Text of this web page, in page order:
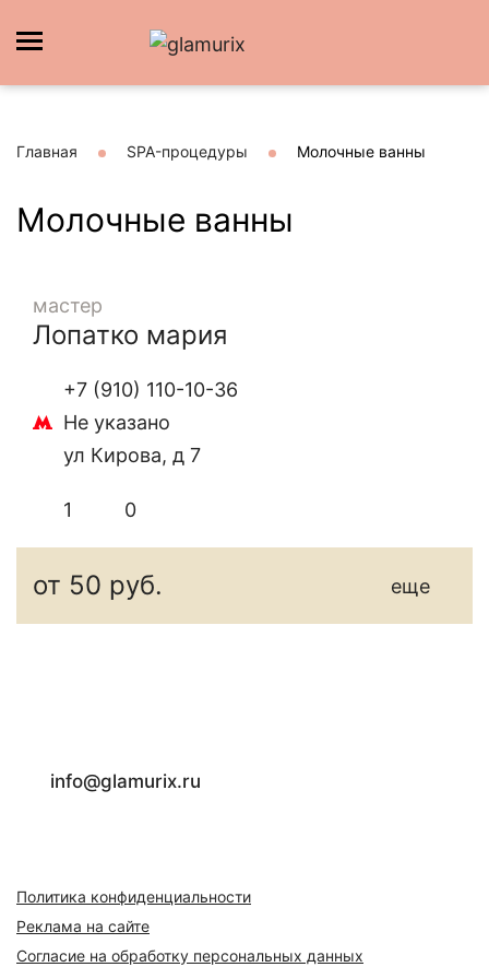
Главная SPA-процедуры Молочные ванны
Молочные ванны
мастер
Лопатко мария
+7 (910) 110-10-36
Не указано
ул Кирова, д 7
1 0
от 50 руб. еще
info@glamurix.ru
Политика конфиденциальности
Реклама на сайте
Согласие на обработку персональных данных